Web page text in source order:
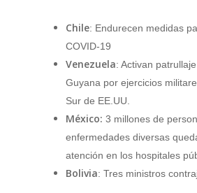
Chile: Endurecen medidas
COVID-19
Venezuela: Activan
Guyana por ejercicios
Sur de EE.UU.
México: 3 millones de
enfermedades diversas
atención en los hospitales
Bolivia: Tres ministros